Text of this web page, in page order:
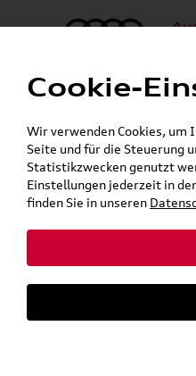
Menü
24h-Pannenhilfe:+49 (0)171 /
Gerade geschlossen
Verkauf:Mo. - Fr. 08:00 - 19:00
Service:Mo. - Fr. 06:00 - 20:00
Zurück zur Startseite
Cookie-
Wir verwenden Cookies, um
Seite und für die Steuerung
Statistikzwecken genutzt
Einstellungen jederzeit in
finden Sie in unseren